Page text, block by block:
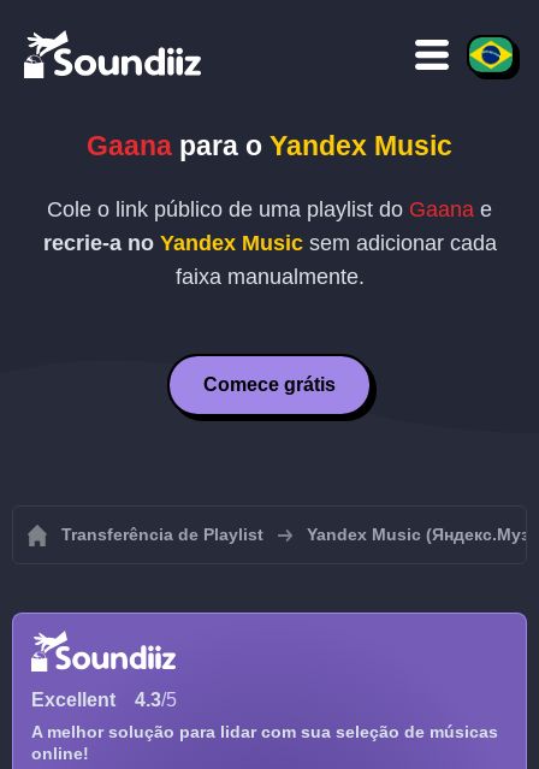
Gaana para o Yandex Music
Cole o link público de uma playlist do Gaana e
recrie-a no Yandex Musicsem adicionar cada
faixa manualmente.
Comece grátis
Transferência de Playlist Yandex Music
Excellent 4.3/5
A melhor solução para lidar com sua seleção de músicas
online!